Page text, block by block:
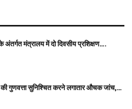
अंतर्गत मंत्रालय में दो दिवसीय प्रशिक्षण….
की गुणवत्ता सुनिश्चित करने लगातार औचक जांच,…